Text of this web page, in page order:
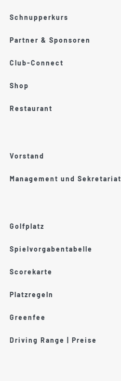
Schnupperkurs
Partner & Sponsoren
Club-Connect
Shop
Restaurant
Vorstand
Management und Sekretariat
Golfplatz
Spielvorgabentabelle
Scorekarte
Platzregeln
Greenfee
Driving Range | Preise